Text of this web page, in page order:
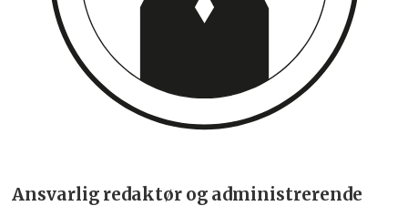
Ansvarlig redaktør og administrerende